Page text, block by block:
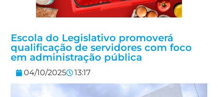
Escola do Legislativo promoverá
qualificação de servidores com foco
em administração pública
04/10/2025 13:17